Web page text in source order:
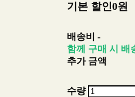
기본 할인0원
배송비-
함께 구매 시 배
추가 금액
수량